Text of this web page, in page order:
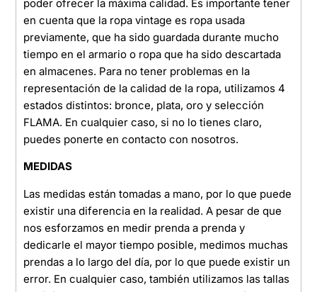
poder ofrecer la máxima calidad. Es importante tener
en cuenta que la ropa vintage es ropa usada
previamente, que ha sido guardada durante mucho
tiempo en el armario o ropa que ha sido descartada
en almacenes. Para no tener problemas en la
representación de la calidad de la ropa, utilizamos 4
estados distintos: bronce, plata, oro y selección
FLAMA. En cualquier caso, si no lo tienes claro,
puedes ponerte en contacto con nosotros.
MEDIDAS
Las medidas están tomadas a mano, por lo que puede
existir una diferencia en la realidad. A pesar de que
nos esforzamos en medir prenda a prenda y
dedicarle el mayor tiempo posible, medimos muchas
prendas a lo largo del día, por lo que puede existir un
error. En cualquier caso, también utilizamos las tallas